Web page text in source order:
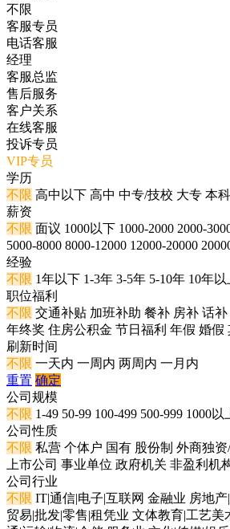
不限
客服专员
电话客服
经理
客服总监
售后服务
客户关系
在线客服
投诉专员
VIP专员
学历
不限 高中以下 高中 中专/技校 大专 本科
薪资
不限 面议 1000以下 1000-2000 2000-
5000-8000 8000-12000 12000-20000
经验
不限 1年以下 1-3年 3-5年 5-10年 10年以
职位福利
不限 交通补贴 加班补助 餐补 房补 话补
年终奖 住房公积金 节日福利 年假 婚假
刷新时间
不限 一天内 一周内 两周内 一月内
重置 确定
公司规模
不限 1-49 50-99 100-499 500-999 1000以
公司性质
不限 私营 个体户 国有 股份制 外商独资
上市公司 事业单位 政府机关 非盈利机
公司行业
不限 IT|通信|电子|互联网 金融业 房地
贸易|批发|零售|租凭业 文体教育|工艺美